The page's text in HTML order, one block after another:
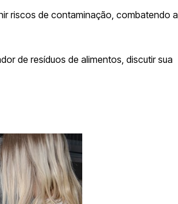
riscos de contaminação, combatendo a
de resíduos de alimentos, discutir sua